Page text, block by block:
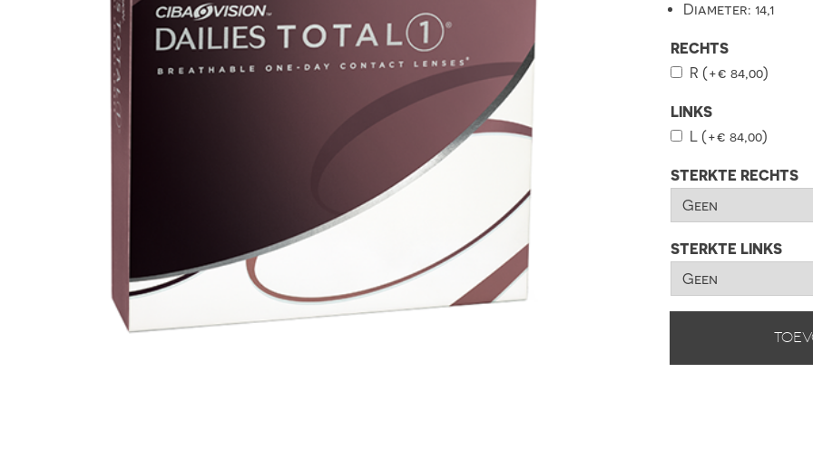
Diameter: 14,1
RECHTS
R (+€ 84,00)
LINKS
L (+€ 84,00)
STERKTE RECHTS
STERKTE LINKS